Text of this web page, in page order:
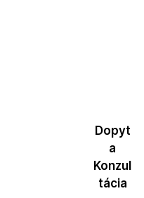
Dopyt
a
Konzul
tácia